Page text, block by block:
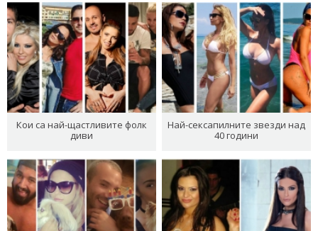
Кои са най-щастливите фолк
диви
Най-сексапилните звезди над
40 години